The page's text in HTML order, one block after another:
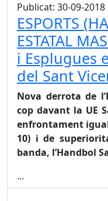
Publicat: 30-09-2018
ESPORTS
ESTATAL
i Esplugues
del Sant
Nova derrota de
cop davant la UE
enfrontament
10) i de
banda, l’Handbol
...